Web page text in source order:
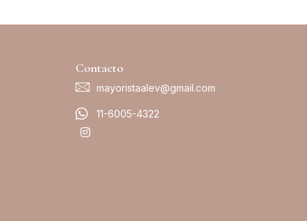
Contacto
mayoristaalev@gmail.com
11-6005-4322